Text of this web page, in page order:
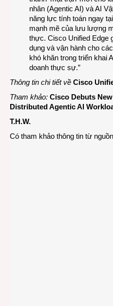
nhân (Agentic AI) và AI
năng lực tính toán ngay
mạnh mẽ của lưu lượng
thực. Cisco Unified Edge
dụng và vận hành cho
khó khăn trong triển khai
doanh thực sự.”
Thông tin chi tiết về Cisco
Tham khảo: Cisco Debuts
Distributed Agentic AI
T.H.W.
Có tham khảo thông tin từ